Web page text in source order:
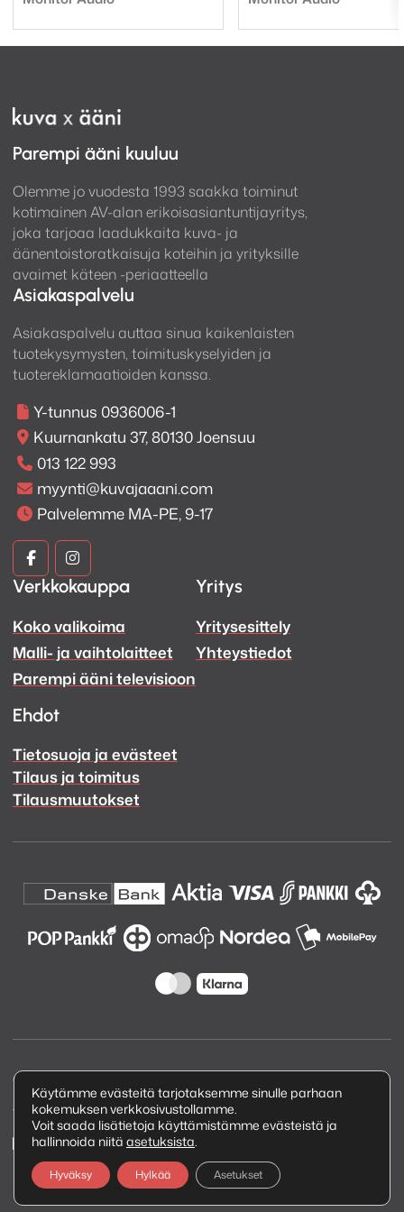
Leikkausreiän halkaisija: 244 mm
Vapaavalintaisen neliön etuverkon ulkohalkaisija:
285 x 285 mm
Rakennusmateriaali: Mineral filled ABS, RoHS
compliant
Paino: 2 kg
Pre-Construction Bracket:CB8 Pre-
Construction Bracket (Green)
Hinta/kpl
Parempi ääni kuuluu
Olemme jo vuodesta 1993 saakka toiminut
kotimainen AV-alan erikoisasiantuntijayritys,
joka tarjoaa laadukkaita kuva- ja
äänentoistoratkaisuja koteihin ja yrityksille
avaimet käteen -periaatteella
Asiakaspalvelu
Asiakaspalvelu auttaa sinua kaikenlaisten
tuotekysymysten, toimituskyselyiden ja
tuotereklamaatioiden kanssa.
Y-tunnus 0936006-1
Kuurnankatu 37, 80130 Joensuu
013 122 993
myynti@kuvajaaani.com
Palvelemme MA-PE, 9-17
Kuva
ja
Ääni
Facebook
Kuva
ja
Ääni
Instagram
Verkkokauppa
Koko valikoima
Malli- ja vaihtolaitteet
Parempi ääni televisioon
Yritys
Yritysesittely
Yhteystiedot
Ehdot
Tietosuoja ja evästeet
Tilaus ja toimitus
Tilausmuutokset
Copyright © 2026 Kuva ja Ääni Oy
Tietosuojaseloste
Käytämme evästeitä tarjotaksemme sinulle parhaan
kokemuksen verkkosivustollamme.
Voit saada lisätietoja käyttämistämme evästeistä ja
hallinnoida niitä asetuksista.
Hyväksy Hylkää Asetukset